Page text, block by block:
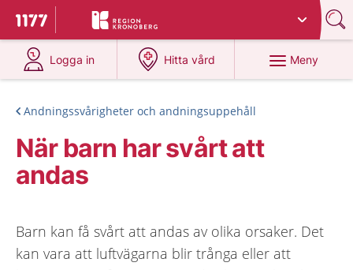
Till startsidan för 1177
Du har valt region
Logga in
på 1177.se
Hitta vård
på 1177.se
Meny
Andningssvårigheter och andningsuppehåll
När barn har svårt att
andas
Barn kan få svårt att andas av olika orsaker. Det
kan vara att luftvägarna blir trånga eller att